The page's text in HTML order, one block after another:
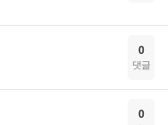
0
댓글
0